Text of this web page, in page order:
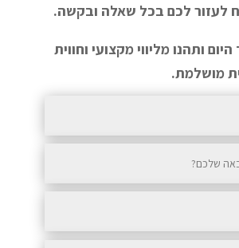
לעזור לכם בכל שאלה ובקשה.
ותהנו מליווי מקצועי וחווית
מושלמת.